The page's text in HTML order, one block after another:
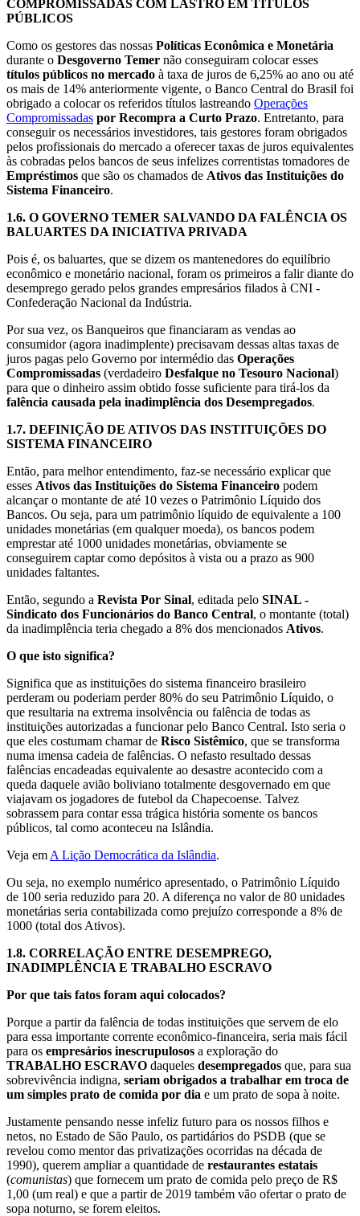
COMPROMISSADAS COM LASTRO EM TÍTULOS
PÚBLICOS
Como os gestores das nossas Políticas Econômica e Monetária
durante o Desgoverno Temer não conseguiram colocar esses
títulos públicos no mercado à taxa de juros de 6,25% ao ano ou até
os mais de 14% anteriormente vigente, o Banco Central do Brasil foi
obrigado a colocar os referidos títulos lastreando Operações
Compromissadas por Recompra a Curto Prazo. Entretanto, para
conseguir os necessários investidores, tais gestores foram obrigados
pelos profissionais do mercado a oferecer taxas de juros equivalentes
às cobradas pelos bancos de seus infelizes correntistas tomadores de
Empréstimos que são os chamados de Ativos das Instituições do
Sistema Financeiro.
1.6. O GOVERNO TEMER SALVANDO DA FALÊNCIA OS
BALUARTES DA INICIATIVA PRIVADA
Pois é, os baluartes, que se dizem os mantenedores do equilíbrio
econômico e monetário nacional, foram os primeiros a falir diante do
desemprego gerado pelos grandes empresários filados à CNI -
Confederação Nacional da Indústria.
Por sua vez, os Banqueiros que financiaram as vendas ao
consumidor (agora inadimplente) precisavam dessas altas taxas de
juros pagas pelo Governo por intermédio das Operações
Compromissadas (verdadeiro Desfalque no Tesouro Nacional)
para que o dinheiro assim obtido fosse suficiente para tirá-los da
falência causada pela inadimplência dos Desempregados.
1.7. DEFINIÇÃO DE ATIVOS DAS INSTITUIÇÕES DO
SISTEMA FINANCEIRO
Então, para melhor entendimento, faz-se necessário explicar que
esses Ativos das Instituições do Sistema Financeiro podem
alcançar o montante de até 10 vezes o Patrimônio Líquido dos
Bancos. Ou seja, para um patrimônio líquido de equivalente a 100
unidades monetárias (em qualquer moeda), os bancos podem
emprestar até 1000 unidades monetárias, obviamente se
conseguirem captar como depósitos à vista ou a prazo as 900
unidades faltantes.
Então, segundo a Revista Por Sinal, editada pelo SINAL -
Sindicato dos Funcionários do Banco Central, o montante (total)
da inadimplência teria chegado a 8% dos mencionados Ativos.
O que isto significa?
Significa que as instituições do sistema financeiro brasileiro
perderam ou poderiam perder 80% do seu Patrimônio Líquido, o
que resultaria na extrema insolvência ou falência de todas as
instituições autorizadas a funcionar pelo Banco Central. Isto seria o
que eles costumam chamar de Risco Sistêmico, que se transforma
numa imensa cadeia de falências. O nefasto resultado dessas
falências encadeadas equivalente ao desastre acontecido com a
queda daquele avião boliviano totalmente desgovernado em que
viajavam os jogadores de futebol da Chapecoense. Talvez
sobrassem para contar essa trágica história somente os bancos
públicos, tal como aconteceu na Islândia.
Veja em A Lição Democrática da Islândia.
Ou seja, no exemplo numérico apresentado, o Patrimônio Líquido
de 100 seria reduzido para 20. A diferença no valor de 80 unidades
monetárias seria contabilizada como prejuízo corresponde a 8% de
1000 (total dos Ativos).
1.8. CORRELAÇÃO ENTRE DESEMPREGO,
INADIMPLÊNCIA E TRABALHO ESCRAVO
Por que tais fatos foram aqui colocados?
Porque a partir da falência de todas instituições que servem de elo
para essa importante corrente econômico-financeira, seria mais fácil
para os empresários inescrupulosos a exploração do
TRABALHO ESCRAVO daqueles desempregados que, para sua
sobrevivência indigna, seriam obrigados a trabalhar em troca de
um simples prato de comida por dia e um prato de sopa à noite.
Justamente pensando nesse infeliz futuro para os nossos filhos e
netos, no Estado de São Paulo, os partidários do PSDB (que se
revelou como mentor das privatizações ocorridas na década de
1990), querem ampliar a quantidade de restaurantes estatais
(comunistas) que fornecem um prato de comida pelo preço de R$
1,00 (um real) e que a partir de 2019 também vão ofertar o prato de
sopa noturno, se forem eleitos.